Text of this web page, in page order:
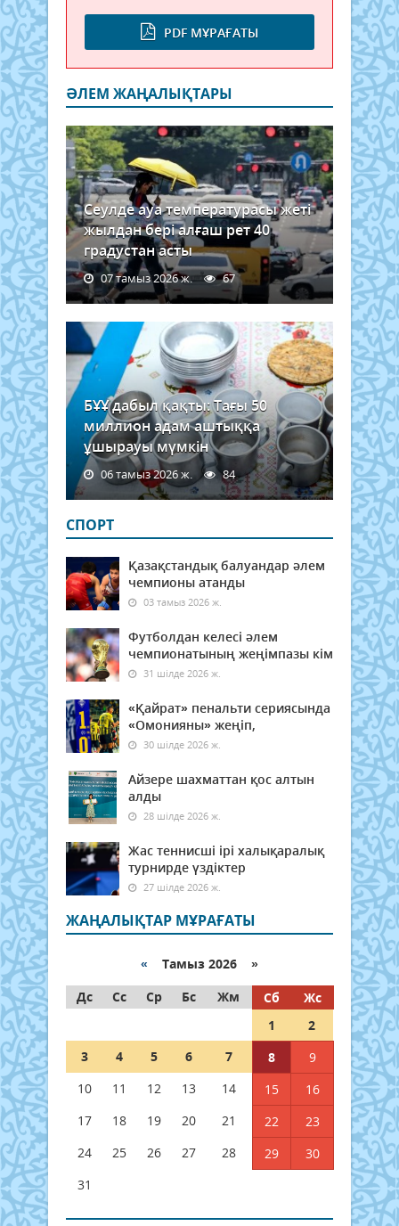
PDF МҰРАҒАТЫ
ӘЛЕМ ЖАҢАЛЫҚТАРЫ
Сеулде ауа температурасы жеті
жылдан бері алғаш рет 40
градустан асты
07 тамыз 2026 ж. 67
БҰҰ дабыл қақты: Тағы 50
миллион адам аштыққа
ұшырауы мүмкін
06 тамыз 2026 ж. 84
СПОРТ
Қазақстандық балуандар әлем
чемпионы атанды
03 тамыз 2026 ж.
Футболдан келесі әлем
чемпионатының жеңімпазы кім
31 шілде 2026 ж.
«Қайрат» пенальти сериясында
«Омонияны» жеңіп,
30 шілде 2026 ж.
Айзере шахматтан қос алтын
алды
28 шілде 2026 ж.
Жас теннисші ірі халықаралық
турнирде үздіктер
27 шілде 2026 ж.
ЖАҢАЛЫҚТАР МҰРАҒАТЫ
« Тамыз 2026 »
Дс
Сс Ср Бс Жм Сб
Жс
1
2
3
4 5 6 7 8
9
10
11 12 13 14 15
16
17
18 19 20 21 22
23
24
25 26 27 28 29
30
31